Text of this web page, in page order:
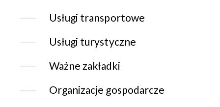
Usługi transportowe
Usługi turystyczne
Ważne zakładki
Organizacje gospodarcze